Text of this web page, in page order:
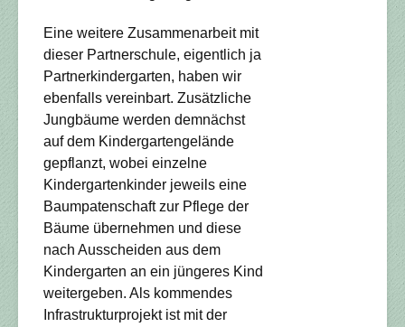
Eine weitere Zusammenarbeit mit
dieser Partnerschule, eigentlich ja
Partnerkindergarten, haben wir
ebenfalls vereinbart. Zusätzliche
Jungbäume werden demnächst
auf dem Kindergartengelände
gepflanzt, wobei einzelne
Kindergartenkinder jeweils eine
Baumpatenschaft zur Pflege der
Bäume übernehmen und diese
nach Ausscheiden aus dem
Kindergarten an ein jüngeres Kind
weitergeben. Als kommendes
Infrastrukturprojekt ist mit der